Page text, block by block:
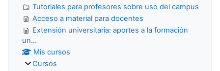
Tutoriales para profesores sobre uso del campus
Acceso a material para docentes
Extensión universitaria: aportes a la formación
un...
Mis cursos
Cursos